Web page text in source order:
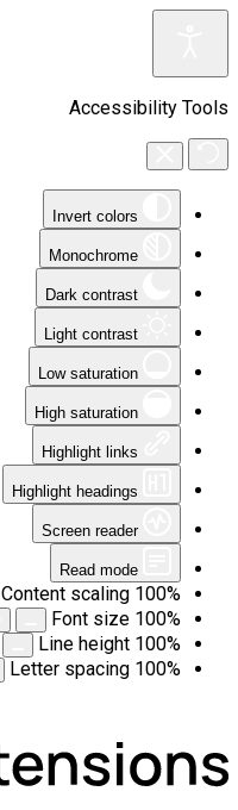
Accessibility Tools
Invert colors
Monochrome
Dark contrast
Light contrast
Low saturation
High saturation
Highlight links
Highlight headings
Screen reader
Read mode
Content scaling 100%
Font size 100%
Line height 100%
Letter spacing 100%